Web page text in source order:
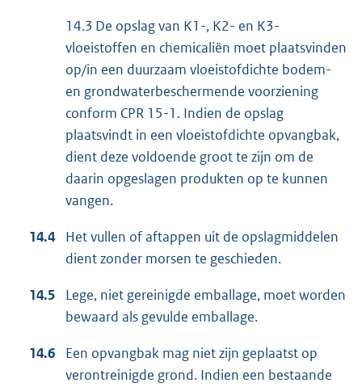
14.3 De opslag van K1-, K2- en K3-
vloeistoffen en chemicaliën moet plaatsvinden
op/in een duurzaam vloeistofdichte bodem-
en grondwaterbeschermende voorziening
conform CPR 15-1. Indien de opslag
plaatsvindt in een vloeistofdichte opvangbak,
dient deze voldoende groot te zijn om de
daarin opgeslagen produkten op te kunnen
vangen.
14.4
Het vullen of aftappen uit de opslagmiddelen
dient zonder morsen te geschieden.
14.5
Lege, niet gereinigde emballage, moet worden
bewaard als gevulde emballage.
14.6
Een opvangbak mag niet zijn geplaatst op
verontreinigde grond. Indien een bestaande